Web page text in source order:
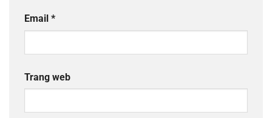
Email *
Trang web